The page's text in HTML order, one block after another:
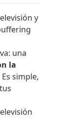
y
una
la
Es simple,